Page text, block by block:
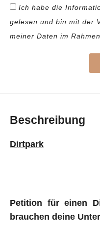
Beschreibung
Dirtpark
Petition für einen
brauchen deine
Ich habe die
gelesen und bin mit der
meiner Daten im